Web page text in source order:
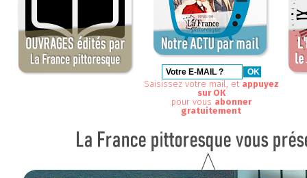
Saisissez votre mail, et appuyez
sur OK
pour vous abonner
gratuitement